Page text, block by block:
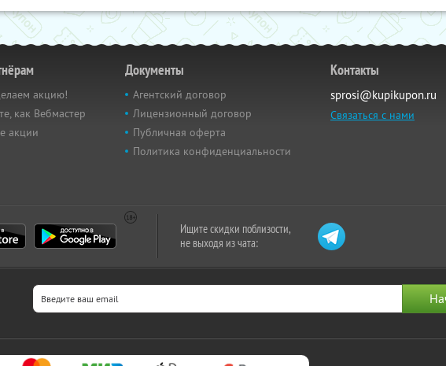
акцию!
как Вебмастер
акции
Документы
Агентский договор
Лицензионный договор
Публичная оферта
Политика конфиденциальности
Контакты
sprosi@kupikupon.ru
Связаться с нами
Ищите скидки поблизости,
не выходя из чата: